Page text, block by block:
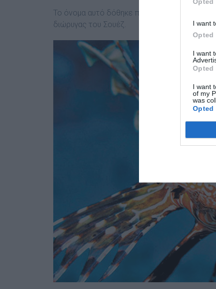
I want
Opted
I want
Opted
I want
of my
was
Opted
Το όνομα αυτό δόθηκε προς τιμήν του
διώρυγας του Σουέζ.